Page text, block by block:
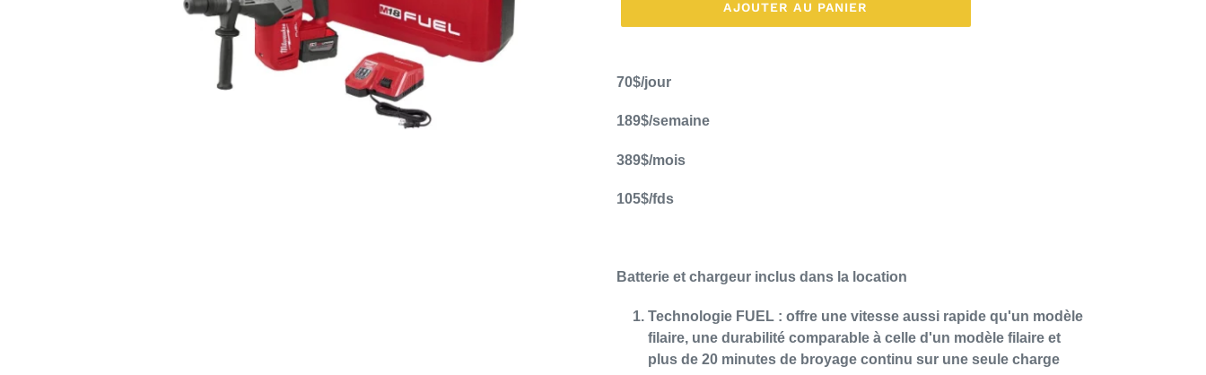
AJOUTER AU PANIER
d'un
à
panier
70$/jour
189$/semaine
389$/mois
105$/fds
Batterie et chargeur inclus dans la location
Technologie FUEL : offre une vitesse aussi rapide qu'un modèle
filaire, une durabilité comparable à celle d'un modèle filaire et
plus de 20 minutes de broyage continu sur une seule charge